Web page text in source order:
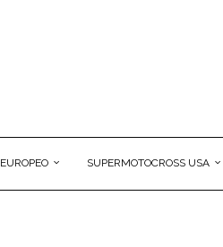
EUROPEO SUPERMOTOCROSS USA